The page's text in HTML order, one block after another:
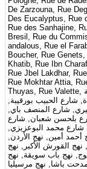
De Zarzouna, Rue
Des Eucalyptus, Rue
Rue des Sanhajine,
Bresil, Rue du
andalous, Rue el
Boucher, Rue
Khatib, Rue Ibn
Rue Jbel Lakdhar,
Rue Mokhtar Attia,
Thuyas, Rue Valette, الطريق الوطنية تونس - المرسى, الطريق الوطنية
المتحدة, شارع الحبيب بورقيبة,
شارع المنصف باي,
بلحسن شعبان, شارع
محمد البوعزيزي,
1952, نهج أثينا, نهج أحمد أمين, نهج الأردن,
نهج القورش الأكبر, نهج
نهج باب سويقة, نهج
باشا, نهج مرسيليا